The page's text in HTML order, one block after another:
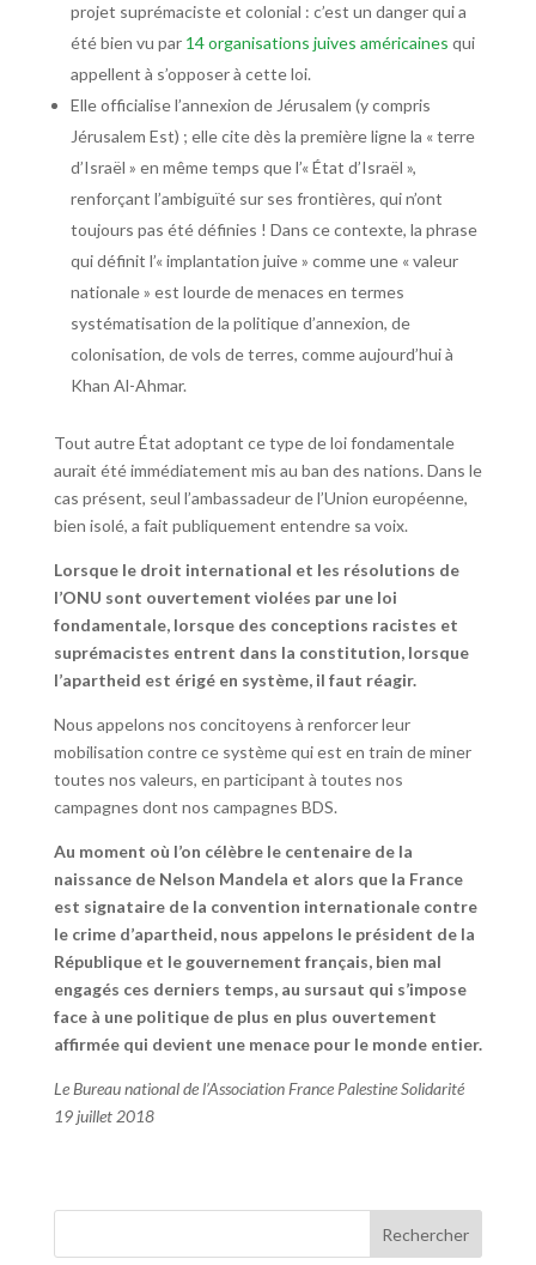
projet suprémaciste et colonial : c’est un danger qui a
été bien vu par 14 organisations juives américaines qui
appellent à s’opposer à cette loi.
Elle officialise l’annexion de Jérusalem (y compris
Jérusalem Est) ; elle cite dès la première ligne la « terre
d’Israël » en même temps que l’« État d’Israël »,
renforçant l’ambiguïté sur ses frontières, qui n’ont
toujours pas été définies ! Dans ce contexte, la phrase
qui définit l’« implantation juive » comme une « valeur
nationale » est lourde de menaces en termes
systématisation de la politique d’annexion, de
colonisation, de vols de terres, comme aujourd’hui à
Khan Al-Ahmar.
Tout autre État adoptant ce type de loi fondamentale
aurait été immédiatement mis au ban des nations. Dans le
cas présent, seul l’ambassadeur de l’Union européenne,
bien isolé, a fait publiquement entendre sa voix.
Lorsque le droit international et les résolutions de
l’ONU sont ouvertement violées par une loi
fondamentale, lorsque des conceptions racistes et
suprémacistes entrent dans la constitution, lorsque
l’apartheid est érigé en système, il faut réagir.
Nous appelons nos concitoyens à renforcer leur
mobilisation contre ce système qui est en train de miner
toutes nos valeurs, en participant à toutes nos
campagnes dont nos campagnes BDS.
Au moment où l’on célèbre le centenaire de la
naissance de Nelson Mandela et alors que la France
est signataire de la convention internationale contre
le crime d’apartheid, nous appelons le président de la
République et le gouvernement français, bien mal
engagés ces derniers temps, au sursaut qui s’impose
face à une politique de plus en plus ouvertement
affirmée qui devient une menace pour le monde entier.
Le Bureau national de l’Association France Palestine Solidarité
19 juillet 2018